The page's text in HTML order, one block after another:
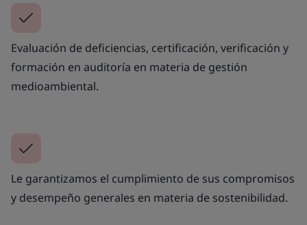
Evaluación de deficiencias, certificación, verificación y
formación en auditoría en materia de gestión
medioambiental.
Le garantizamos el cumplimiento de sus compromisos
y desempeño generales en materia de sostenibilidad.